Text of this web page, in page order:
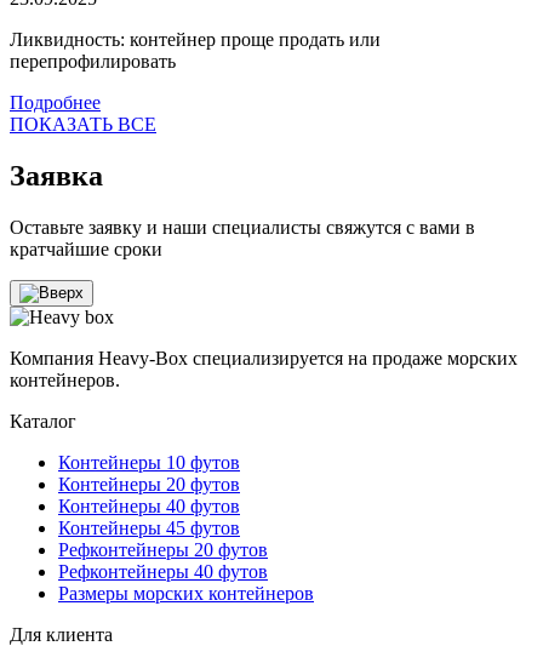
Ликвидность: контейнер проще продать или
перепрофилировать
Подробнее
ПОКАЗАТЬ ВСЕ
Заявка
Оставьте заявку и наши специалисты свяжутся с вами в
кратчайшие сроки
Компания Heavy-Box специализируется на продаже морских
контейнеров.
Каталог
Контейнеры 10 футов
Контейнеры 20 футов
Контейнеры 40 футов
Контейнеры 45 футов
Рефконтейнеры 20 футов
Рефконтейнеры 40 футов
Размеры морских контейнеров
Для клиента